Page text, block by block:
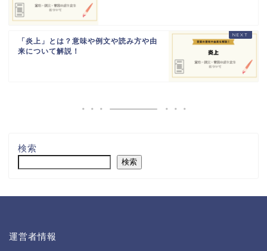
「炎上」とは？意味や例文や読み方や由
来について解説！
検索
検索
運営者情報